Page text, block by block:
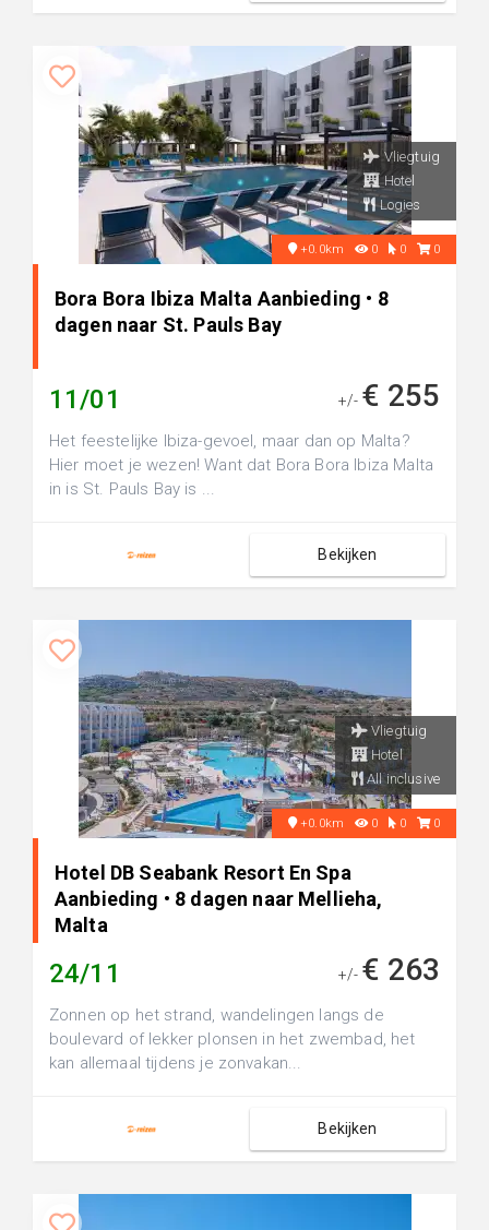
Vliegtuig
Hotel
Logies
+0.0km 0 0 0
Bora Bora Ibiza Malta Aanbieding • 8
dagen naar St. Pauls Bay
11/01 +/- € 255
Het feestelijke Ibiza-gevoel, maar dan op Malta?
Hier moet je wezen! Want dat Bora Bora Ibiza Malta
in is St. Pauls Bay is ...
Bekijken
Vliegtuig
Hotel
All inclusive
+0.0km 0 0 0
Hotel DB Seabank Resort En Spa
Aanbieding • 8 dagen naar Mellieha,
Malta
24/11 +/- € 263
Zonnen op het strand, wandelingen langs de
boulevard of lekker plonsen in het zwembad, het
kan allemaal tijdens je zonvakan...
Bekijken